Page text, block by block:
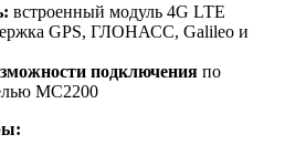
встроенный модуль 4G LTE
GPS, ГЛОНАСС, Galileo и
подключения по
MC2200